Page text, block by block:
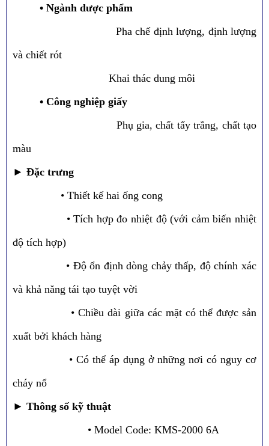
• Ngành dược phẩm
Pha chế định lượng, định lượng
và chiết rót
Khai thác dung môi
• Công nghiệp giấy
Phụ gia, chất tẩy trắng, chất tạo
màu
► Đặc trưng
• Thiết kế hai ống cong
• Tích hợp đo nhiệt độ (với cảm biến nhiệt
độ tích hợp)
• Độ ổn định dòng chảy thấp, độ chính xác
và khả năng tái tạo tuyệt vời
• Chiều dài giữa các mặt có thể được sản
xuất bởi khách hàng
• Có thể áp dụng ở những nơi có nguy cơ
cháy nổ
► Thông số kỹ thuật
• Model Code: KMS-2000 6A